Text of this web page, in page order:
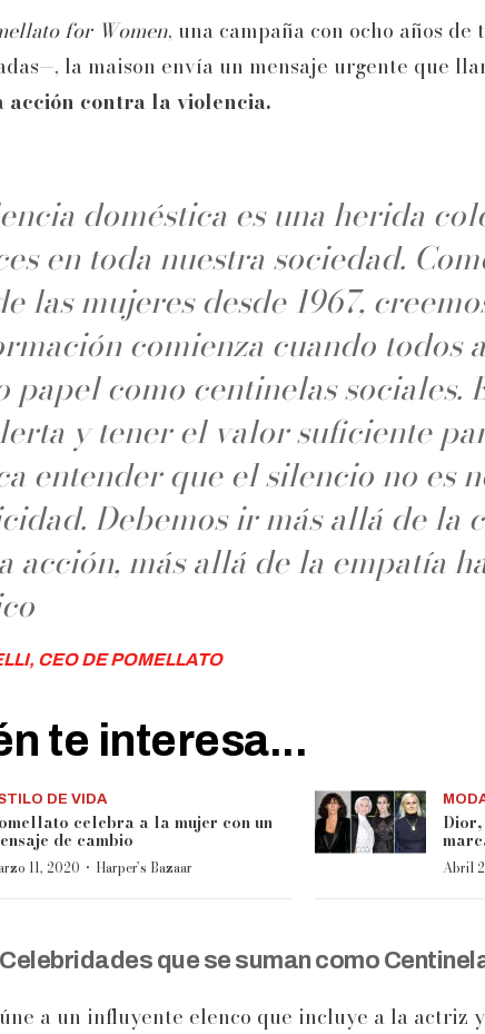
for Women, una campaña con ocho años
la maison envía un mensaje urgente que
acción contra la violencia.
doméstica es una herida
en toda nuestra sociedad.
las mujeres desde 1967,
comienza cuando todos
papel como centinelas sociales.
y tener el valor suficiente
entender que el silencio no es
Debemos ir más allá de la
acción, más allá de la empatía
CEO DE POMELLATO
te interesa...
DE VIDA
celebra a la mujer con un
de cambio
11, 2020 · Harper’s Bazaar Abril
Celebridades que se suman como
a un influyente elenco que incluye a la actriz